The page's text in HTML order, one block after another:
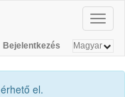
Bejelentkezés
érhető el.